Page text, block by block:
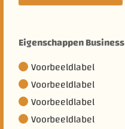
Eigenschappen Business
Voorbeeldlabel
Voorbeeldlabel
Voorbeeldlabel
Voorbeeldlabel